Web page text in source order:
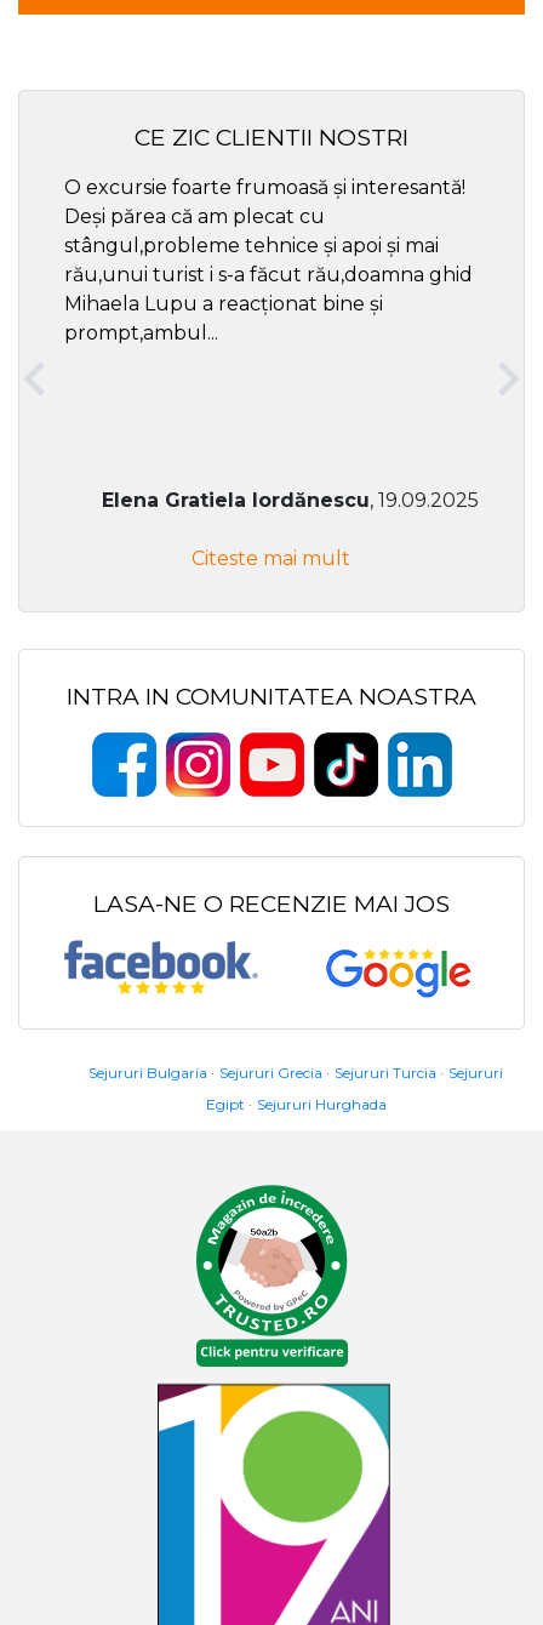
CE ZIC CLIENTII NOSTRI
O excursie foarte frumoasă și interesantă!
Deși părea că am plecat cu
stângul,probleme tehnice și apoi și mai
rău,unui turist i s-a făcut rău,doamna ghid
Mihaela Lupu a reacționat bine și
prompt,ambul...
Elena Gratiela Iordănescu, 19.09.2025
Citeste mai mult
INTRA IN COMUNITATEA NOASTRA
LASA-NE O RECENZIE MAI JOS
Sejururi Bulgaria Sejururi Grecia Sejururi Turcia
Sejururi
Egipt
Sejururi Hurghada